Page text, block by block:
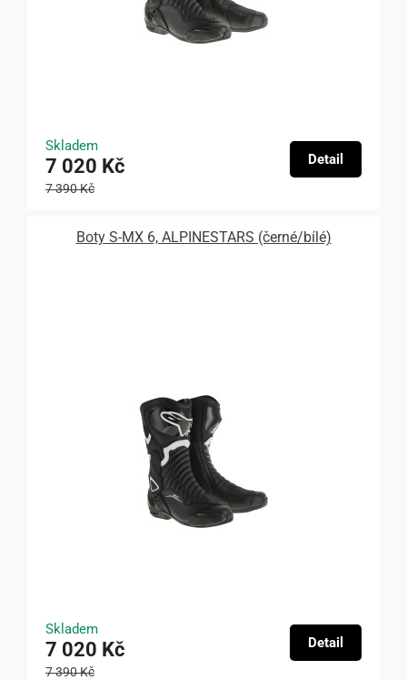
Skladem
7 020 Kč
7 390 Kč
Detail
Boty S-MX 6, ALPINESTARS (černé/bílé)
Skladem
7 020 Kč
7 390 Kč
Detail